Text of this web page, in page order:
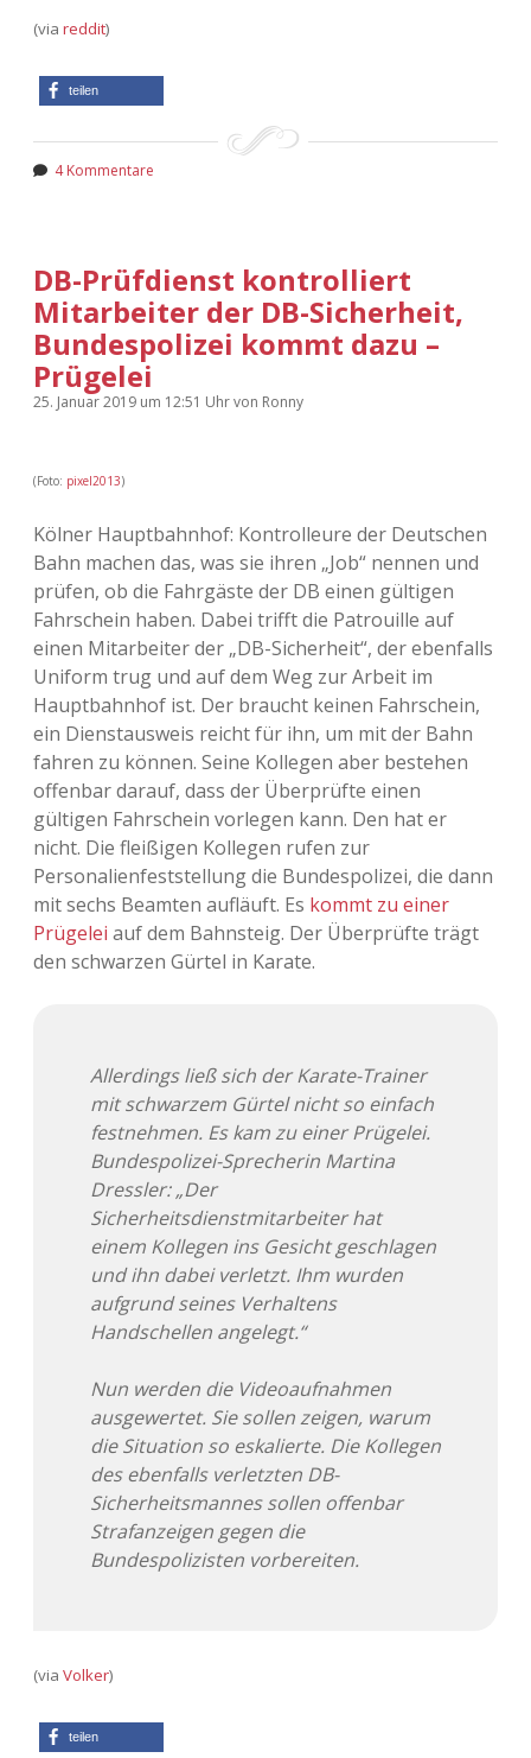
(via reddit)
teilen
4 Kommentare
DB-Prüfdienst kontrolliert
Mitarbeiter der DB-Sicherheit,
Bundespolizei kommt dazu –
Prügelei
25. Januar 2019 um 12:51 Uhrvon Ronny
(Foto: pixel2013)
Kölner Hauptbahnhof: Kontrolleure der Deutschen
Bahn machen das, was sie ihren „Job“ nennen und
prüfen, ob die Fahrgäste der DB einen gültigen
Fahrschein haben. Dabei trifft die Patrouille auf
einen Mitarbeiter der „DB-Sicherheit“, der ebenfalls
Uniform trug und auf dem Weg zur Arbeit im
Hauptbahnhof ist. Der braucht keinen Fahrschein,
ein Dienstausweis reicht für ihn, um mit der Bahn
fahren zu können. Seine Kollegen aber bestehen
offenbar darauf, dass der Überprüfte einen
gültigen Fahrschein vorlegen kann. Den hat er
nicht. Die fleißigen Kollegen rufen zur
Personalienfeststellung die Bundespolizei, die dann
mit sechs Beamten aufläuft. Es kommt zu einer
Prügelei auf dem Bahnsteig. Der Überprüfte trägt
den schwarzen Gürtel in Karate.
Allerdings ließ sich der Karate-Trainer
mit schwarzem Gürtel nicht so einfach
festnehmen. Es kam zu einer Prügelei.
Bundespolizei-Sprecherin Martina
Dressler: „Der
Sicherheitsdienstmitarbeiter hat
einem Kollegen ins Gesicht geschlagen
und ihn dabei verletzt. Ihm wurden
aufgrund seines Verhaltens
Handschellen angelegt.“
Nun werden die Videoaufnahmen
ausgewertet. Sie sollen zeigen, warum
die Situation so eskalierte. Die Kollegen
des ebenfalls verletzten DB-
Sicherheitsmannes sollen offenbar
Strafanzeigen gegen die
Bundespolizisten vorbereiten.
(via Volker)
teilen